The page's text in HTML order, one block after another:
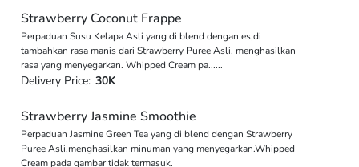
Strawberry Coconut Frappe
Perpaduan Susu Kelapa Asli yang di blend dengan es,di
tambahkan rasa manis dari Strawberry Puree Asli, menghasilkan
rasa yang menyegarkan. Whipped Cream pa......
Delivery Price: 30K
Strawberry Jasmine Smoothie
Perpaduan Jasmine Green Tea yang di blend dengan Strawberry
Puree Asli,menghasilkan minuman yang menyegarkan.Whipped
Cream pada gambar tidak termasuk.